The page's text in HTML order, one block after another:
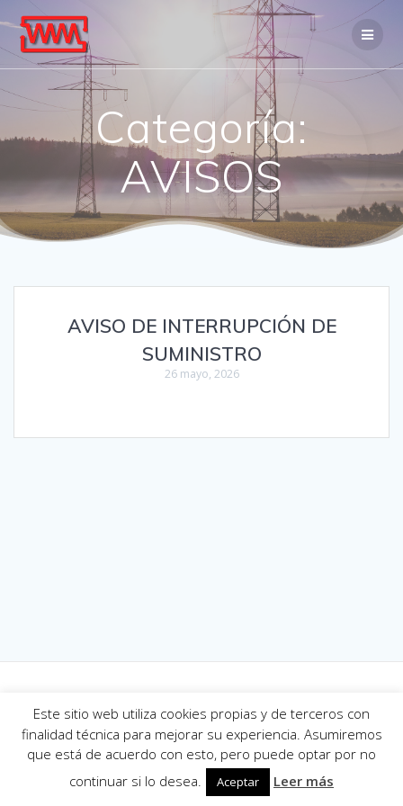
Saltar
contenido
Categoría:
AVISOS
AVISO DE INTERRUPCIÓN DE
SUMINISTRO
26 mayo, 2026
© 2026 Electra del Gayoso, S.L. Creado usando WordPress y el
tema Mesmerize
Este sitio web utiliza cookies propias y de terceros con
finalidad técnica para mejorar su experiencia. Asumiremos
que está de acuerdo con esto, pero puede optar por no
continuar si lo desea.
Aceptar Leer más